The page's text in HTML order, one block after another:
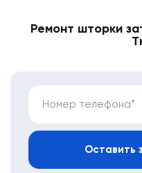
Ремонт шторки
Номер телефона*
Оставить